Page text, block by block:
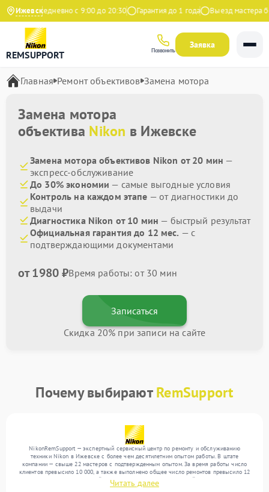
Ижевск
Ежедневно с 9:00 до 20:30 Гарантия до 1 года Выезд мастера
REMSUPPORT Позвонить
Заявка
Главная Ремонт объективов Замена мотора
Замена мотора
объектива Nikon в Ижевске
Замена мотора объективов Nikon от 20 мин —
экспресс-обслуживание
До 30% экономии — самые выгодные условия
Контроль на каждом этапе — от диагностики до
выдачи
Диагностика Nikon от 10 мин — быстрый результат
Официальная гарантия до 12 мес. — с
подтверждающими документами
от 1980 ₽Время работы: от 30 мин
Записаться
Скидка 20% при записи на сайте
Почему выбираютRemSupport
NikonRemSupport — экспертный сервисный центр по ремонту и обслуживанию
техники Nikon в Ижевске с более чем десятилетним опытом работы. В штате
компании — свыше 22 мастеров с подтвержденным опытом. За время работы число
клиентов превысило 10 000, а также выполнено общее число ремонтов превысило 12
000. Ежемесячно в сервисный центр поступает более 300 устройств, включая , , . Мы
устраняем поломки любой сложности и обеспечиваем надежный результат благодаря
Читать далее